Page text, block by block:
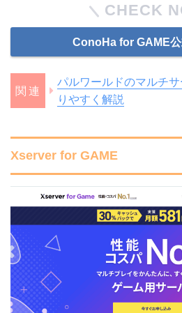
CHECK
ConoHa for GAME
パルワールドのマルチ
りやすく解説
Xserver for GAME